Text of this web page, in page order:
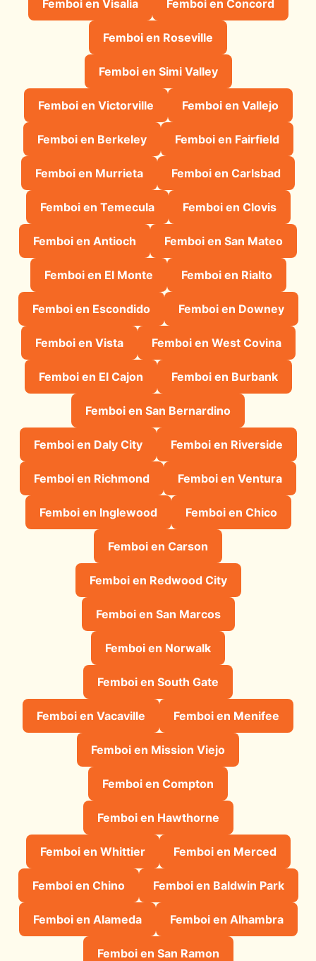
Femboi en Visalia Femboi en Concord
Femboi en Roseville
Femboi en Simi Valley
Femboi en Victorville Femboi en Vallejo
Femboi en Berkeley Femboi en Fairfield
Femboi en Murrieta Femboi en Carlsbad
Femboi en Temecula Femboi en Clovis
Femboi en Antioch Femboi en San Mateo
Femboi en El Monte Femboi en Rialto
Femboi en Escondido Femboi en Downey
Femboi en Vista Femboi en West Covina
Femboi en El Cajon Femboi en Burbank
Femboi en San Bernardino
Femboi en Daly City Femboi en Riverside
Femboi en Richmond Femboi en Ventura
Femboi en Inglewood Femboi en Chico
Femboi en Carson
Femboi en Redwood City
Femboi en San Marcos
Femboi en Norwalk
Femboi en South Gate
Femboi en Vacaville Femboi en Menifee
Femboi en Mission Viejo
Femboi en Compton
Femboi en Hawthorne
Femboi en Whittier Femboi en Merced
Femboi en Chino Femboi en Baldwin Park
Femboi en Alameda Femboi en Alhambra
Femboi en San Ramon